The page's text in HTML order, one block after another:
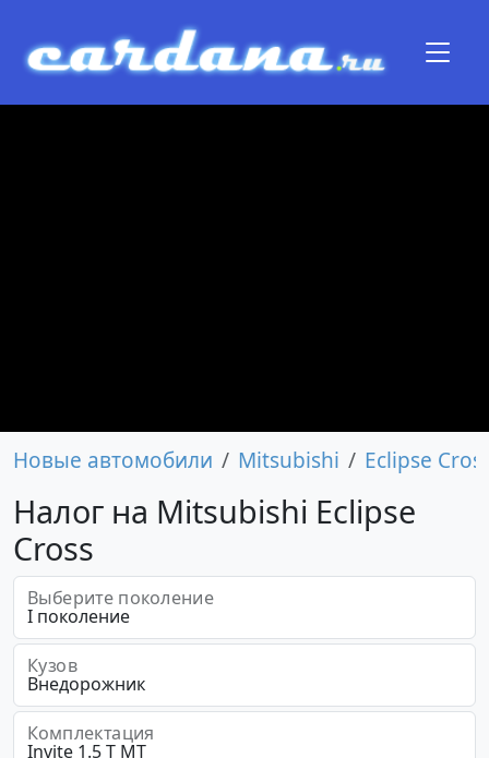
Новые автомобили Mitsubishi Eclipse
Налог на Mitsubishi Eclipse
Cross
Выберите поколение
Кузов
Комплектация